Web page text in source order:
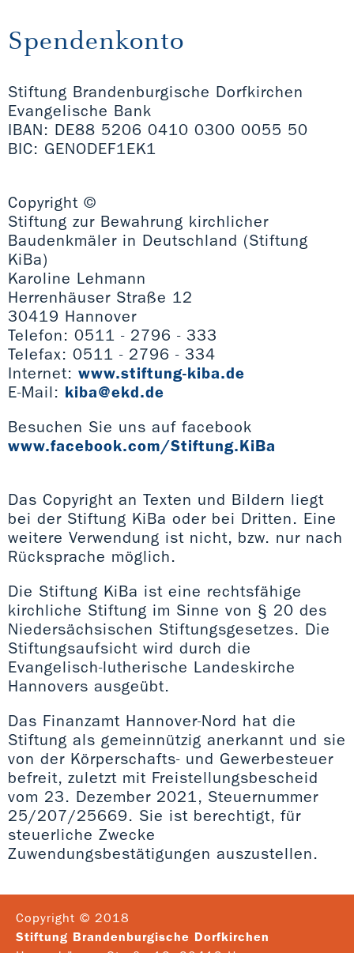
Spendenkonto
Stiftung Brandenburgische Dorfkirchen
Evangelische Bank
IBAN: DE88 5206 0410 0300 0055 50
BIC: GENODEF1EK1
Copyright ©
Stiftung zur Bewahrung kirchlicher
Baudenkmäler in Deutschland (Stiftung
KiBa)
Karoline Lehmann
Herrenhäuser Straße 12
30419 Hannover
Telefon: 0511 - 2796 - 333
Telefax: 0511 - 2796 - 334
Internet: www.stiftung-kiba.de
E-Mail: kiba@ekd.de
Besuchen Sie uns auf facebook
www.facebook.com/Stiftung.KiBa
Das Copyright an Texten und Bildern liegt
bei der Stiftung KiBa oder bei Dritten. Eine
weitere Verwendung ist nicht, bzw. nur nach
Rücksprache möglich.
Die Stiftung KiBa ist eine rechtsfähige
kirchliche Stiftung im Sinne von § 20 des
Niedersächsischen Stiftungsgesetzes. Die
Stiftungsaufsicht wird durch die
Evangelisch-lutherische Landeskirche
Hannovers ausgeübt.
Das Finanzamt Hannover-Nord hat die
Stiftung als gemeinnützig anerkannt und sie
von der Körperschafts- und Gewerbesteuer
befreit, zuletzt mit Freistellungsbescheid
vom 23. Dezember 2021, Steuernummer
25/207/25669. Sie ist berechtigt, für
steuerliche Zwecke
Zuwendungsbestätigungen auszustellen.
Copyright © 2018
Stiftung Brandenburgische Dorfkirchen